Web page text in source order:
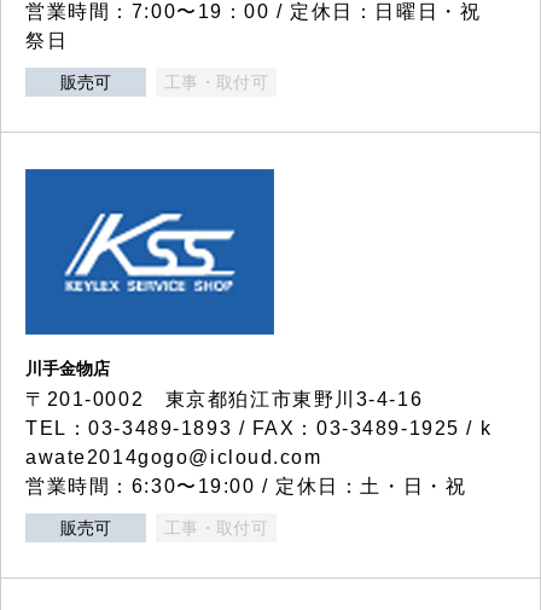
営業時間：7:00〜19：00 / 定休日：日曜日・祝
祭日
販売可 工事・取付可
川手金物店
〒201-0002 東京都狛江市東野川3-4-16
TEL：03-3489-1893 / FAX：03-3489-1925 / k
awate2014gogo@icloud.com
営業時間：6:30〜19:00 / 定休日：土・日・祝
販売可 工事・取付可